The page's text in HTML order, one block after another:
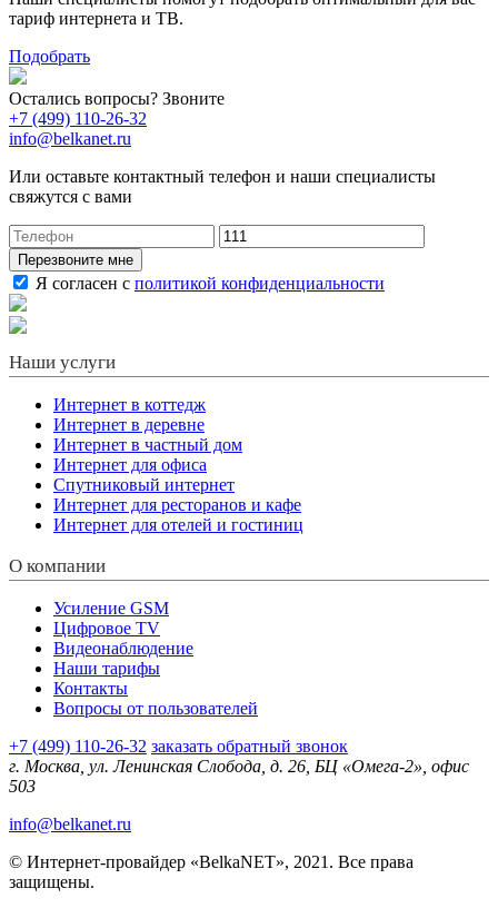
тариф интернета и ТВ.
Подобрать
Остались вопросы? Звоните
+7 (499) 110-26-32
info@belkanet.ru
Или оставьте контактный телефон и наши специалисты
свяжутся с вами
Перезвоните мне
Я согласен с политикой конфиденциальности
Наши услуги
Интернет в коттедж
Интернет в деревне
Интернет в частный дом
Интернет для офиса
Спутниковый интернет
Интернет для ресторанов и кафе
Интернет для отелей и гостиниц
О компании
Усиление GSM
Цифровое TV
Видеонаблюдение
Наши тарифы
Контакты
Вопросы от пользователей
+7 (499) 110-26-32 заказать обратный звонок
г. Москва, ул. Ленинская Слобода, д. 26, БЦ «Омега-2», офис
503
info@belkanet.ru
© Интернет-провайдер «BelkaNET», 2021. Все права
защищены.